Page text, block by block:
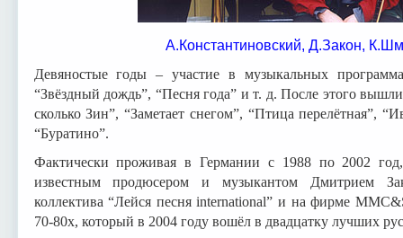
А.Константиновский, Д.Закон,
Девяностые годы – участие в музыкальных
“Звёздный дождь”, “Песня года” и т. д. После этого
сколько Зин”, “Заметает снегом”, “Птица перелётная”,
“Буратино”.
Фактически проживая в Германии с 1988 по 2002
известным продюсером и музыкантом Дмитрием
коллектива “Лейся песня international” и на фирме
70-80х, который в 2004 году вошёл в двадцатку лучших